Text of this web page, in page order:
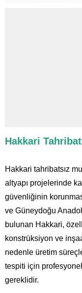
Hakkari
Hakkari tahribatsız
altyapı projelerinde
güvenliğinin
ve Güneydoğu
bulunan Hakkari,
konstrüksiyon ve
nedenle üretim
tespiti için
gereklidir.